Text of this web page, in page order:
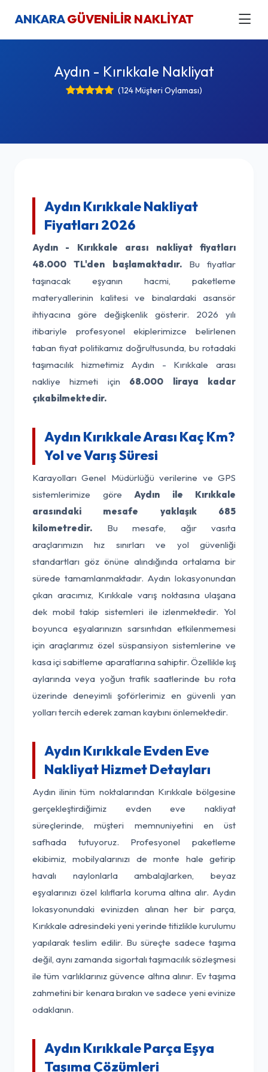
ANKARAGÜVENİLİR NAKLİYAT
Aydın - Kırıkkale Nakliyat
(124 Müşteri Oylaması)
Aydın Kırıkkale Nakliyat
Fiyatları 2026
Aydın - Kırıkkale arası nakliyat fiyatları
48.000 TL'den başlamaktadır.Bu fiyatlar
taşınacak eşyanın hacmi, paketleme
materyallerinin kalitesi ve binalardaki asansör
ihtiyacına göre değişkenlik gösterir. 2026 yılı
itibariyle profesyonel ekiplerimizce belirlenen
taban fiyat politikamız doğrultusunda, bu rotadaki
taşımacılık hizmetimiz Aydın - Kırıkkale arası
nakliye hizmeti için 68.000 liraya kadar
çıkabilmektedir.
Aydın Kırıkkale Arası Kaç Km?
Yol ve Varış Süresi
Karayolları Genel Müdürlüğü verilerine ve GPS
sistemlerimize göre Aydın ile Kırıkkale
arasındaki mesafe yaklaşık 685
kilometredir. Bu mesafe, ağır vasıta
araçlarımızın hız sınırları ve yol güvenliği
standartları göz önüne alındığında ortalama bir
sürede tamamlanmaktadır. Aydın lokasyonundan
çıkan aracımız, Kırıkkale varış noktasına ulaşana
dek mobil takip sistemleri ile izlenmektedir. Yol
boyunca eşyalarınızın sarsıntıdan etkilenmemesi
için araçlarımız özel süspansiyon sistemlerine ve
kasa içi sabitleme aparatlarına sahiptir. Özellikle kış
aylarında veya yoğun trafik saatlerinde bu rota
üzerinde deneyimli şoförlerimiz en güvenli yan
yolları tercih ederek zaman kaybını önlemektedir.
Aydın Kırıkkale Evden Eve
Nakliyat Hizmet Detayları
Aydın ilinin tüm noktalarından Kırıkkale bölgesine
gerçekleştirdiğimiz evden eve nakliyat
süreçlerinde, müşteri memnuniyetini en üst
safhada tutuyoruz. Profesyonel paketleme
ekibimiz, mobilyalarınızı de monte hale getirip
havalı naylonlarla ambalajlarken, beyaz
eşyalarınızı özel kılıflarla koruma altına alır. Aydın
lokasyonundaki evinizden alınan her bir parça,
Kırıkkale adresindeki yeni yerinde titizlikle kurulumu
yapılarak teslim edilir. Bu süreçte sadece taşıma
değil, aynı zamanda sigortalı taşımacılık sözleşmesi
ile tüm varlıklarınız güvence altına alınır. Ev taşıma
zahmetini bir kenara bırakın ve sadece yeni evinize
odaklanın.
Aydın Kırıkkale Parça Eşya
Taşıma Çözümleri